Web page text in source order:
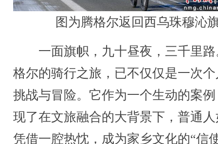
图为腾格尔返回西乌珠穆沁
一面旗帜，九十昼夜，三千里路
格尔的骑行之旅，已不仅仅是一次
挑战与冒险。它作为一个生动的案
现了在文旅融合的大背景下，普通
凭借一腔热忱，成为家乡文化的“信